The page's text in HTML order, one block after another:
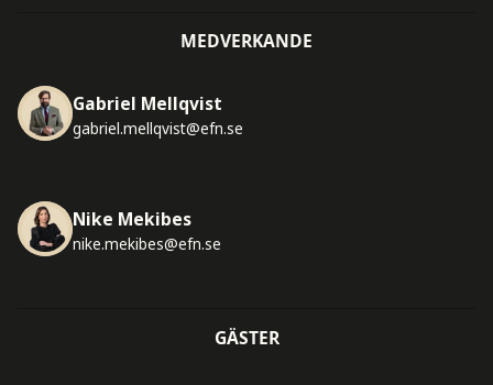
MEDVERKANDE
Gabriel Mellqvist
gabriel.mellqvist@efn.se
Nike Mekibes
nike.mekibes@efn.se
GÄSTER